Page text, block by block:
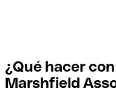
¿Qué hacer
Marshfield